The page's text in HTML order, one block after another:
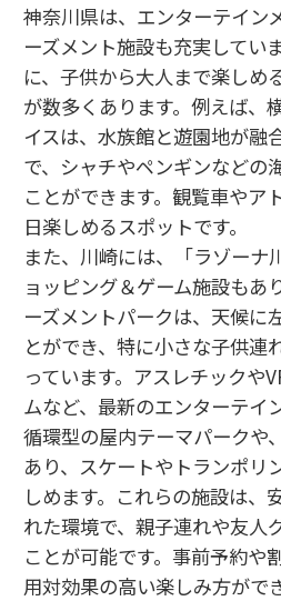
神奈川県は、エンターテイン
ーズメント施設も充実してい
に、子供から大人まで楽しめ
が数多くあります。例えば、
イスは、水族館と遊園地が融
で、シャチやペンギンなどの
ことができます。観覧車やア
日楽しめるスポットです。
また、川崎には、「ラゾーナ
ョッピング＆ゲーム施設もあ
ーズメントパークは、天候に
とができ、特に小さな子供連
っています。アスレチックや
ムなど、最新のエンターテイ
循環型の屋内テーマパークや
あり、スケートやトランポリ
しめます。これらの施設は、
れた環境で、親子連れや友人
ことが可能です。事前予約や
用対効果の高い楽しみ方がで